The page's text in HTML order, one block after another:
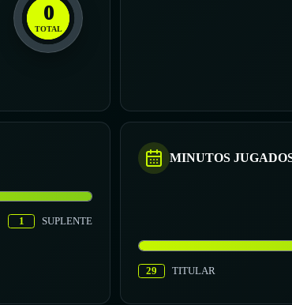
0
TOTAL
1 SUPLENTE
MINUTOS
29 TITULAR